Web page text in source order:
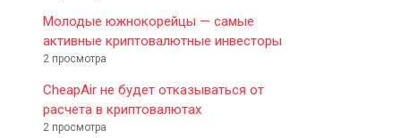
Молодые южнокорейцы — самые
активные криптовалютные инвесторы
2 просмотра
CheapAir не будет отказываться от
расчета в криптовалютах
2 просмотра